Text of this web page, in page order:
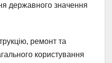
державного значення
ремонт та
користування